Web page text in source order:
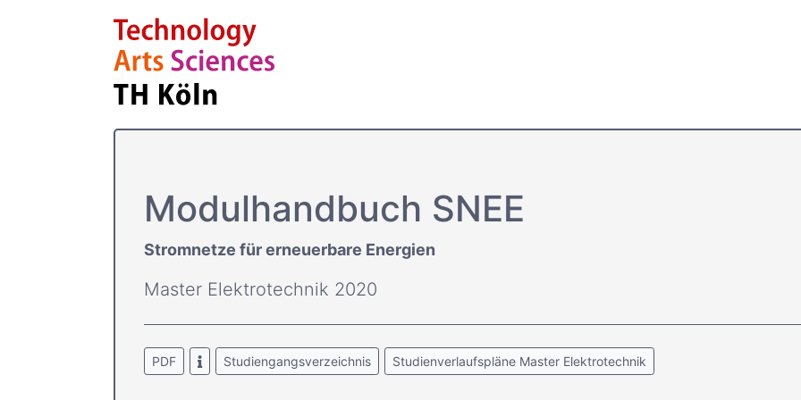
Modulhandbuch SNEE
Stromnetze für erneuerbare Energien
Master Elektrotechnik 2020
PDF Studiengangsverzeichnis Studienverlaufspläne Master Elektrotechnik